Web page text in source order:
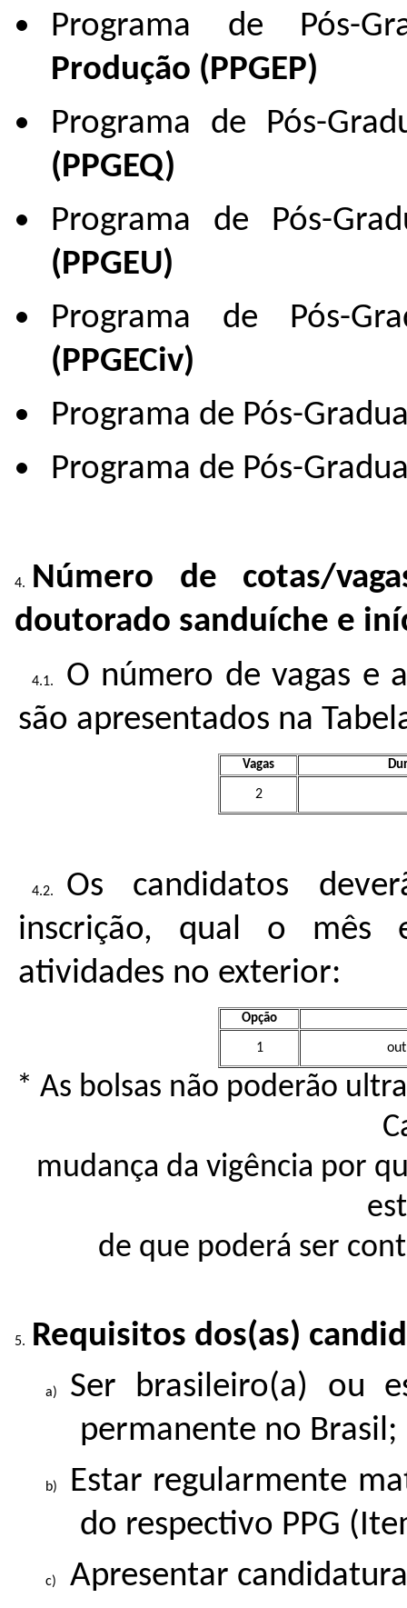
Programa de Pós-
Produção (PPGEP)
Programa de Pós-
(PPGEQ)
Programa de Pós-
(PPGEU)
Programa de Pós-
(PPGECiv)
Programa de Pós-
Programa de Pós-
Número de cotas/
doutorado sanduíche e
O número de vagas e
são apresentados na
Vagas
2
Os candidatos
inscrição, qual o mês
atividades no exterior:
Opção
1
* As bolsas não poderão
mudança da vigência por
de que poderá ser
Requisitos dos(as)
Ser brasileiro(a) ou
permanente no Brasil;
Estar regularmente
do respectivo PPG
Apresentar